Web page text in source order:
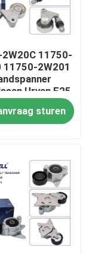
11750-
11750-2W201
Urvan E25
Y61
sturen